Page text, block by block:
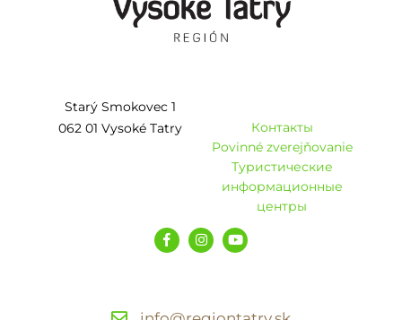
Starý Smokovec 1
062 01 Vysoké Tatry
Контакты
Povinné zverejňovanie
Туристические
информационные
центры